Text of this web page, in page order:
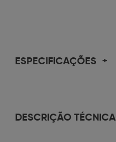
ESPECIFICAÇÕES +
DESCRIÇÃO TÉCNICA